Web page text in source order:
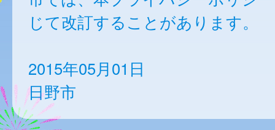
じて改訂することがあります。
2015年05月01日
日野市